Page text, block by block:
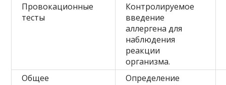
Провокационные
тесты
Контролируемое
введение
аллергена для
наблюдения
реакции
организма.
Общее
Определение